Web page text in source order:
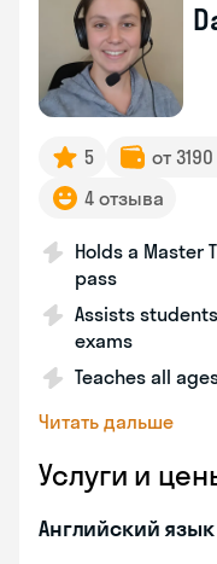
5 от
4 отзыва
Holds a Master
pass
Assists students
exams
Teaches all
Читать дальше
Услуги и
Английский язык